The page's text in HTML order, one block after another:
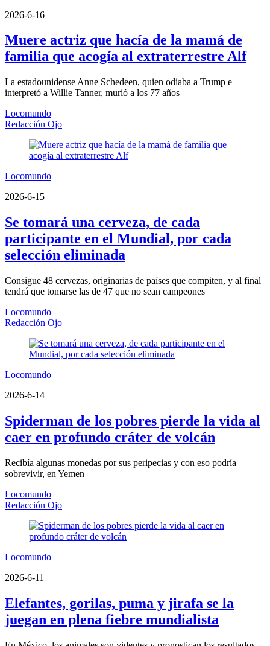
2026-6-16
Muere actriz que hacía de la mamá de
familia que acogía al extraterrestre Alf
La estadounidense Anne Schedeen, quien odiaba a Trump e
interpretó a Willie Tanner, murió a los 77 años
Locomundo
Redacción Ojo
Locomundo
2026-6-15
Se tomará una cerveza, de cada
participante en el Mundial, por cada
selección eliminada
Consigue 48 cervezas, originarias de países que compiten, y al final
tendrá que tomarse las de 47 que no sean campeones
Locomundo
Redacción Ojo
Locomundo
2026-6-14
Spiderman de los pobres pierde la vida al
caer en profundo cráter de volcán
Recibía algunas monedas por sus peripecias y con eso podría
sobrevivir, en Yemen
Locomundo
Redacción Ojo
Locomundo
2026-6-11
Elefantes, gorilas, puma y jirafa se la
juegan en plena fiebre mundialista